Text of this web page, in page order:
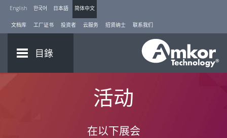
English 한국어 日本語 简体中文
文档库 工厂证书 投资者 云服务 招贤纳士 联系我们
目錄
活动
在以下展会